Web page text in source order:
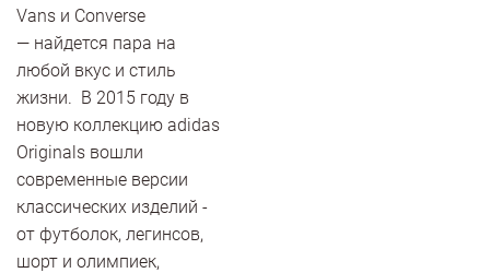
Vans и Converse
— найдется пара на
любой вкус и стиль
жизни. В 2015 году в
новую коллекцию adidas
Originals вошли
современные версии
классических изделий -
от футболок, легинсов,
шорт и олимпиек,